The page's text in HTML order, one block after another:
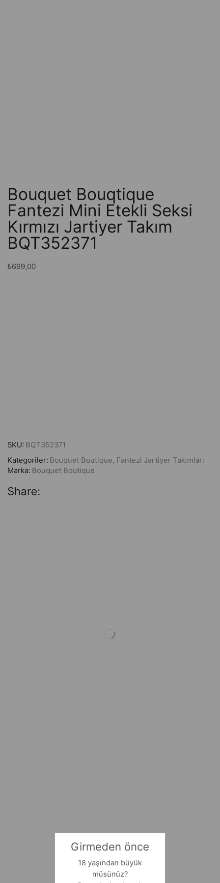
Girmeden önce
18 yaşından büyük
müsünüz?
Bouquet Bouqtique
Fantezi Mini Etekli Seksi
Kırmızı Jartiyer Takım
BQT352371
₺699,00
SKU: BQT352371
Kategoriler: Bouquet Boutique, Fantezi Jartiyer Takımları
Marka: Bouquet Boutique
Share: